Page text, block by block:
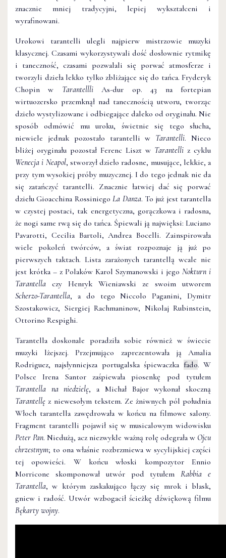
znacznie mniej tradycyjni, lepiej wykształceni i
wyrafinowani.
Urokowi tarantelli ulegli najpierw mistrzowie muzyki
klasycznej. Czasami wykorzystywali dość dosłownie rytmikę
i taneczność, czasami pozwalali się porwać atmosferze i
tworzyli dzieła lekko tylko zbliżające się do tańca. Fryderyk
Chopin w TarantellliAs-dur op. 43 na fortepian
wirtuozersko przemknął nad tanecznością utworu, tworząc
dzieło wystylizowane i odbiegające daleko od oryginału. Nie
sposób odmówić mu uroku, świetnie się tego słucha,
niewiele jednak pozostało tarantelli w Tarantelli. Nieco
bliżej oryginału pozostał Ferenc Liszt w Tarantelli z cyklu
Wenecja i Neapol, stworzył dzieło radosne, musujące, lekkie, a
przy tym wysokiej próby muzycznej. I do tego jednak nie da
się zatańczyć tarantelli. Znacznie łatwiej dać się porwać
dziełu Gioacchina RossiniegoLa Danza. To już jest tarantella
w czystej postaci, tak energetyczna, gorączkowa i radosna,
że nogi same rwą się do tańca. Śpiewali ją najwięksi: Luciano
Pavarotti, Cecilia Bartoli, Andrea Bocelli. Zainspirowała
wiele pokoleń twórców, a świat rozpoznaje ją już po
pierwszych taktach. Lista zarażonych tarantellą wcale nie
jest krótka – z Polaków Karol Szymanowski i jego Nokturn i
Tarantella czy Henryk Wieniawski ze swoim utworem
Scherzo-Tarantella, a do tego Niccolo Paganini, Dymitr
Szostakowicz, Siergiej Rachmaninow, Nikolaj Rubinstein,
Ottorino Respighi.
Tarantella doskonale poradziła sobie również w świecie
muzyki lżejszej. Przejmująco zaprezentowała ją Amalia
Rodriguez, najsłynniejsza portugalska śpiewaczka fado. W
Polsce Irena Santor zaśpiewała piosenkę pod tytułem
Tarantella na niedzielę, a Michał Bajor wykonał skoczną
Tarantellęz niewesołym tekstem. Ze żniwnych pól południa
Włoch tarantella zawędrowała w końcu na filmowe salony.
Fragment tarantelli pojawił się w musicalowym widowisku
Peter Pan. Niedużą, acz niezwykle ważną rolę odegrała w Ojcu
chrzestnym; to ona właśnie rozbrzmiewa w sycylijskiej części
tej opowieści. W końcu włoski kompozytor Ennio
Morricone skomponował utwór pod tytułemRabbia e
Tarantella, w którym zaskakująco łączy się mrok i blask,
gniew i radość. Utwór wzbogacił ścieżkę dźwiękową filmu
Bękarty wojny.